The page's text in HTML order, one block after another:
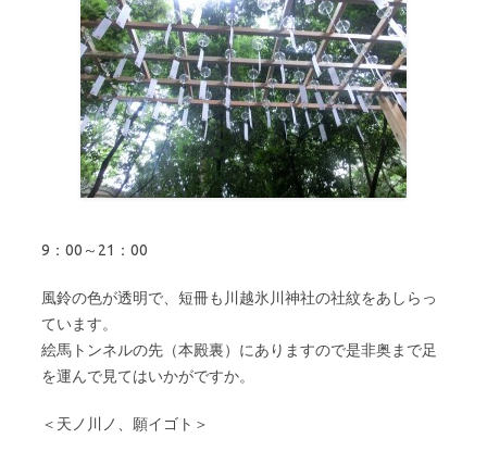
9：00～21：00
風鈴の色が透明で、短冊も川越氷川神社の社紋をあしらっ
ています。
絵馬トンネルの先（本殿裏）にありますので是非奥まで足
を運んで見てはいかがですか。
＜天ノ川ノ、願イゴト＞